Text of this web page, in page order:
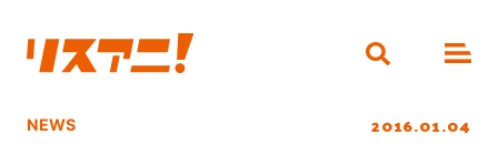
NEWS 2016.01.04